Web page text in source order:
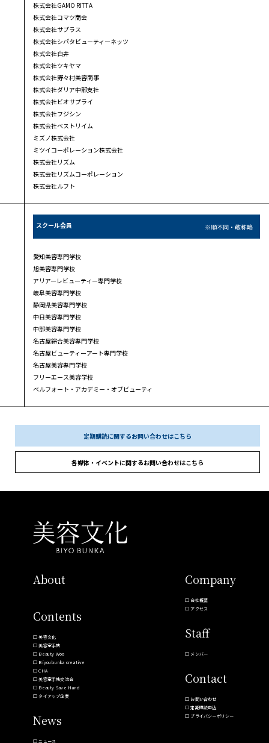
株式会社GAMO RITTA
株式会社コマツ商会
株式会社サプラス
株式会社シパタビューティーネッツ
株式会社白井
株式会社ツキヤマ
株式会社野々村美容商事
株式会社ダリア中部支社
株式会社ビオサプライ
株式会社フジシン
株式会社ベストリイム
ミズノ株式会社
ミツイコーポレーション株式会社
株式会社リズム
株式会社リズムコーポレーション
株式会社ルフト
スクール会員 ※順不同・敬称略
愛知美容専門学校
旭美容専門学校
アリアーレビューティー専門学校
岐阜美容専門学校
静岡県美容専門学校
中日美容専門学校
中部美容専門学校
名古屋綜合美容専門学校
名古屋ビューティーアート専門学校
名古屋美容専門学校
フリーエース美容学校
ベルフォート・アカデミー・オブビューティ
定期購読に関するお問い合わせはこちら
各媒体・イベントに関するお問い合わせはこちら
About
Contents
美容文化
美容室手帖
Beauty Woo
Biyoubunka creative
CHA
美容室手帖交流会
Beauty Save Hand
タイアップ企業
News
ニュース
Company
会社概要
アクセス
Staff
メンバー
Contact
お問い合わせ
定期購読申込
プライバシーポリシー